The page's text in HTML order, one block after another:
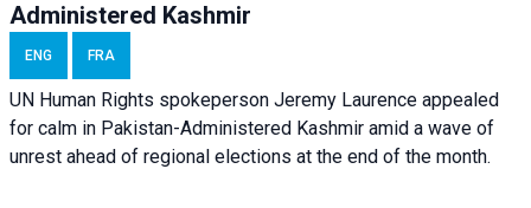
Administered Kashmir
ENG FRA
UN Human Rights spokeperson Jeremy Laurence appealed
for calm in Pakistan-Administered Kashmir amid a wave of
unrest ahead of regional elections at the end of the month.